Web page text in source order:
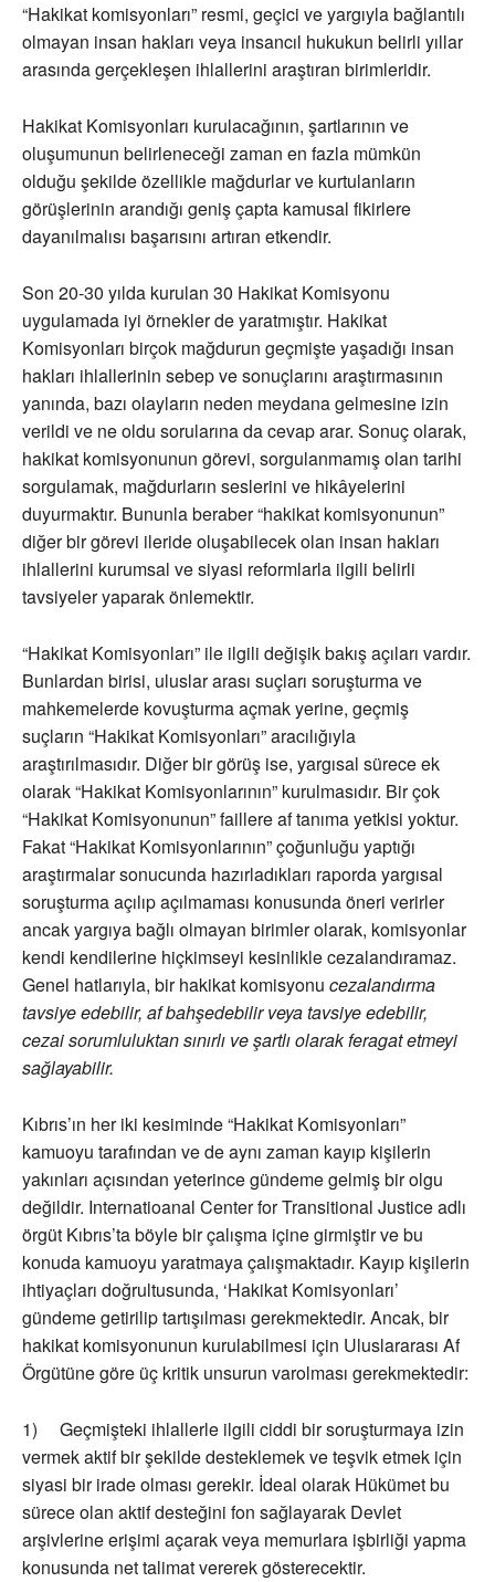
“Hakikat komisyonları” resmi, geçici ve yargıyla bağlantılı
olmayan insan hakları veya insancıl hukukun belirli yıllar
arasında gerçekleşen ihlallerini araştıran birimleridir.
Hakikat Komisyonları kurulacağının, şartlarının ve
oluşumunun belirleneceği zaman en fazla mümkün
olduğu şekilde özellikle mağdurlar ve kurtulanların
görüşlerinin arandığı geniş çapta kamusal fikirlere
dayanılmalısı başarısını artıran etkendir.
Son 20-30 yılda kurulan 30 Hakikat Komisyonu
uygulamada iyi örnekler de yaratmıştır. Hakikat
Komisyonları birçok mağdurun geçmişte yaşadığı insan
hakları ihlallerinin sebep ve sonuçlarını araştırmasının
yanında, bazı olayların neden meydana gelmesine izin
verildi ve ne oldu sorularına da cevap arar. Sonuç olarak,
hakikat komisyonunun görevi, sorgulanmamış olan tarihi
sorgulamak, mağdurların seslerini ve hikâyelerini
duyurmaktır. Bununla beraber “hakikat komisyonunun”
diğer bir görevi ileride oluşabilecek olan insan hakları
ihlallerini kurumsal ve siyasi reformlarla ilgili belirli
tavsiyeler yaparak önlemektir.
“Hakikat Komisyonları” ile ilgili değişik bakış açıları vardır.
Bunlardan birisi, uluslar arası suçları soruşturma ve
mahkemelerde kovuşturma açmak yerine, geçmiş
suçların “Hakikat Komisyonları” aracılığıyla
araştırılmasıdır. Diğer bir görüş ise, yargısal sürece ek
olarak “Hakikat Komisyonlarının” kurulmasıdır. Bir çok
“Hakikat Komisyonunun” faillere af tanıma yetkisi yoktur.
Fakat “Hakikat Komisyonlarının” çoğunluğu yaptığı
araştırmalar sonucunda hazırladıkları raporda yargısal
soruşturma açılıp açılmaması konusunda öneri verirler
ancak yargıya bağlı olmayan birimler olarak, komisyonlar
kendi kendilerine hiçkimseyi kesinlikle cezalandıramaz.
Genel hatlarıyla, bir hakikat komisyonu cezalandırma
tavsiye edebilir, af bahşedebilir veya tavsiye edebilir,
cezai sorumluluktan sınırlı ve şartlı olarak feragat etmeyi
sağlayabilir.
Kıbrıs’ın her iki kesiminde “Hakikat Komisyonları”
kamuoyu tarafından ve de aynı zaman kayıp kişilerin
yakınları açısından yeterince gündeme gelmiş bir olgu
değildir. Internatioanal Center for Transitional Justice adlı
örgüt Kıbrıs’ta böyle bir çalışma içine girmiştir ve bu
konuda kamuoyu yaratmaya çalışmaktadır. Kayıp kişilerin
ihtiyaçları doğrultusunda, ‘Hakikat Komisyonları’
gündeme getirilip tartışılması gerekmektedir. Ancak, bir
hakikat komisyonunun kurulabilmesi için Uluslararası Af
Örgütüne göre üç kritik unsurun varolması gerekmektedir:
1) Geçmişteki ihlallerle ilgili ciddi bir soruşturmaya izin
vermek aktif bir şekilde desteklemek ve teşvik etmek için
siyasi bir irade olması gerekir. İdeal olarak Hükümet bu
sürece olan aktif desteğini fon sağlayarak Devlet
arşivlerine erişimi açarak veya memurlara işbirliği yapma
konusunda net talimat vererek gösterecektir.